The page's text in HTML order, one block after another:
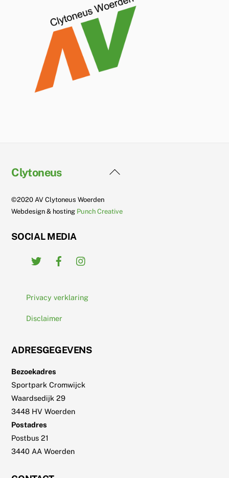
Back
Clytoneus
©2020 AV Clytoneus Woerden
Webdesign & hosting Punch Creative
SOCIAL MEDIA
Twitter
Privacy verklaring
Disclaimer
ADRESGEGEVENS
Bezoekadres
Sportpark Cromwijck
Waardsedijk 29
3448 HV Woerden
Postadres
Postbus 21
3440 AA Woerden